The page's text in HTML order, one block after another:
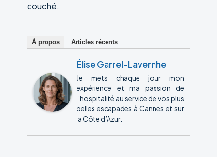
couché.
À propos Articles récents
Élise Garrel-Lavernhe
Je mets chaque jour mon
expérience et ma passion de
l’hospitalité au service de vos plus
belles escapades à Cannes et sur
la Côte d’Azur.